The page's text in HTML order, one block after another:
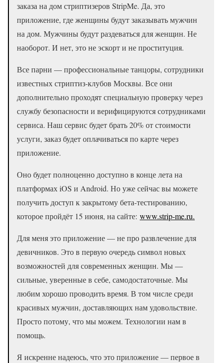
заказа на дом стриптизеров StripMe. Да, это
приложение, где женщины будут заказывать мужчин
на дом. Мужчины будут раздеваться для женщин. Не
наоборот. И нет, это не эскорт и не проституция.
Все парни — профессиональные танцоры, сотрудники
известных стриптиз-клубов Москвы. Все они
дополнительно проходят специальную проверку через
службу безопасности и верифицируются сотрудниками
сервиса. Наш сервис будет брать 20% от стоимости
услуги, заказ будет оплачиваться по карте через
приложение.
Оно будет полноценно доступно в конце лета на
платформах iOS и Android. Но уже сейчас вы можете
получить доступ к закрытому бета-тестированию,
которое пройдёт 15 июня, на сайте: www.strip-me.ru.
Для меня это приложение — не про развлечение для
девичников. Это в первую очередь символ новых
возможностей для современных женщин. Мы —
сильные, уверенные в себе, самодостаточные. Мы
любим хорошо проводить время. В том числе среди
красивых мужчин, доставляющих нам удовольствие.
Просто потому, что мы можем. Технологии нам в
помощь.
Я искренне надеюсь, что это приложение — первое в